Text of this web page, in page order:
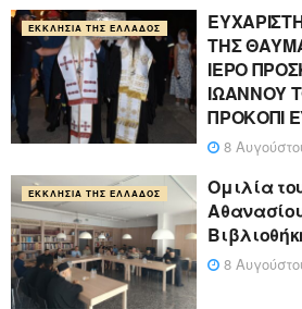
ΕΚΚΛΗΣΊΑ ΤΗΣ ΕΛΛΆΔΟΣ
ΤΗΣ
ΙΕΡΟ
ΙΩΑΝΝΟΥ
ΠΡΟΚΟΠΙ
8
ΕΚΚΛΗΣΊΑ ΤΗΣ ΕΛΛΆΔΟΣ
Ομιλία
8